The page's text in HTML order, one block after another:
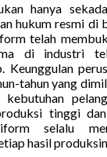
hanya
hukum resmi di
telah
di industri
Keunggulan
tahun yang
tinggi
selalu
hasil